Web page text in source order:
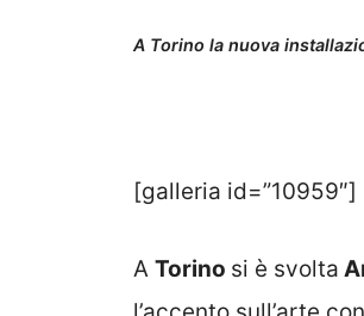
A Torino la nuova
[galleria id=”10959″]
A Torino si è svolta